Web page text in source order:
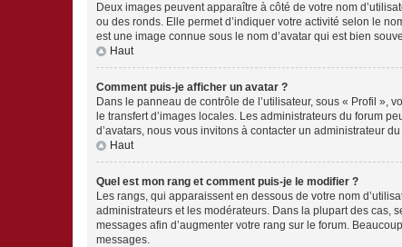
Deux images peuvent apparaître à côté de votre nom
ou des ronds. Elle permet d’indiquer votre activité selon le
est une image connue sous le nom d’avatar qui est bien
Haut
Comment puis-je afficher un avatar ?
Dans le panneau de contrôle de l’utilisateur, sous « Profil »,
le transfert d’images locales. Les administrateurs du forum
d’avatars, nous vous invitons à contacter un administrateur
Haut
Quel est mon rang et comment puis-je le modifier ?
Les rangs, qui apparaissent en dessous de votre nom
administrateurs et les modérateurs. Dans la plupart des cas,
messages afin d’augmenter votre rang sur le forum.
messages.